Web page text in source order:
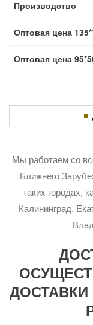
Производство
Оптовая цена
Оптовая цена
Мы работаем со
Ближнего
таких городах,
Калининград,